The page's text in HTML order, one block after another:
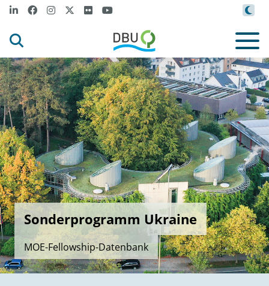
Sonderprogramm Ukraine
MOE-Fellowship-Datenbank